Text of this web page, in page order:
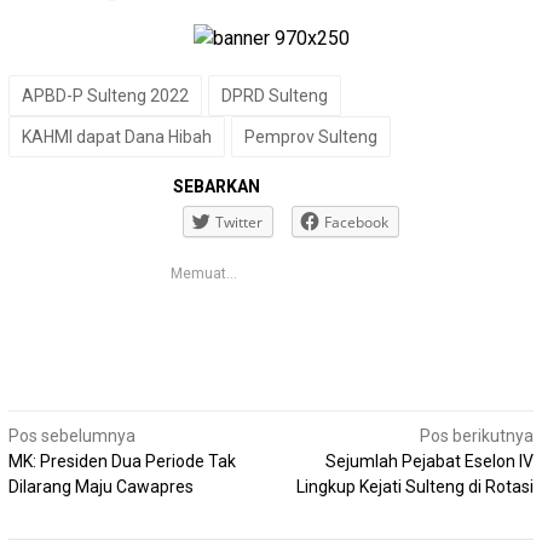
APBD-P Sulteng 2022 DPRD Sulteng
KAHMI dapat Dana Hibah Pemprov Sulteng
SEBARKAN
Twitter Facebook
Memuat...
Navigasi
pos
Pos sebelumnya
MK: Presiden Dua Periode Tak
Dilarang Maju Cawapres
Pos berikutnya
Sejumlah Pejabat Eselon IV
Lingkup Kejati Sulteng di Rotasi